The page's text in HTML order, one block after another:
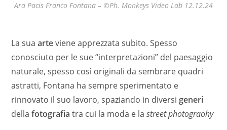
Ara Pacis Franco Fontana – ©Ph. Monkeys Video Lab 12.12.24
La suaarteviene apprezzata subito. Spesso
conosciuto per le sue “interpretazioni” del paesaggio
naturale, spesso così originali da sembrare quadri
astratti, Fontana ha sempre sperimentato e
rinnovato il suo lavoro, spaziando in diversi generi
dellafotografia tra cui la moda e lastreet photograohy